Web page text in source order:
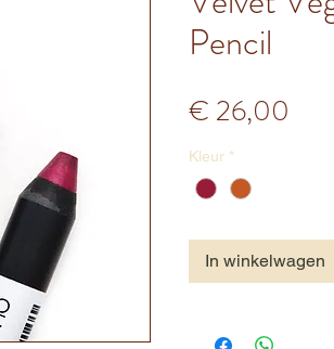
Pencil
€ 26,00
Kleur *
In winkelwagen